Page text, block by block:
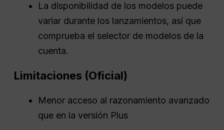
La disponibilidad de los modelos puede
variar durante los lanzamientos, así que
comprueba el selector de modelos de la
cuenta.
Limitaciones (Oficial)
Menor acceso al razonamiento avanzado
que en la versión Plus